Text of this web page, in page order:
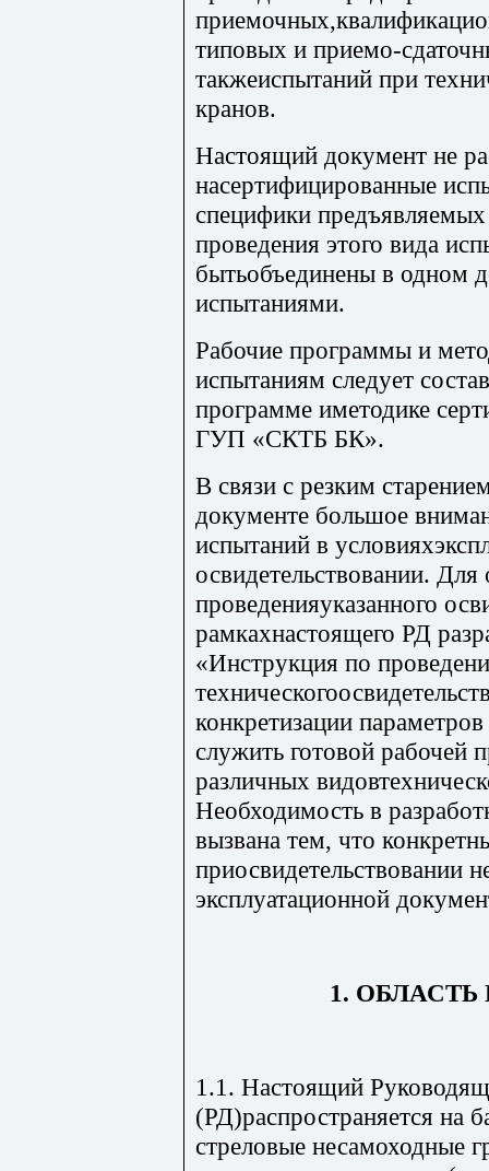
типовых и приемо-
такжеиспытаний при
кранов.
Настоящий документ не
насертифицированные
специфики
проведения этого вида
бытьобъединены в одном
испытаниями.
Рабочие программы и
испытаниям следует
программе иметодике
ГУП «СКТБ БК».
В связи с резким
документе большое
испытаний в
освидетельствовании. Для
проведенияуказанного
рамкахнастоящего РД
«Инструкция по
конкретизации
служить готовой рабочей
различных
Необходимость в
вызвана тем, что
приосвидетельствовании
эксплуатационной
1.
1.1. Настоящий
(РД)распространяется на
стреловые несамоходные